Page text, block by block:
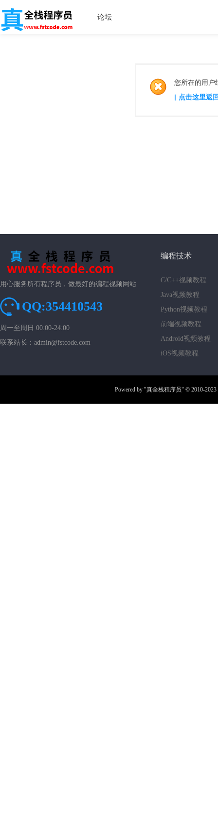
论坛
您所在的用户
[ 点击这里返
用心服务所有程序员，做最好的编程视频网站
QQ:354410543
周一至周日 00:00-24:00
联系站长：admin@fstcode.com
编程技术
C/C++视频教程
Java视频教程
Python视频教程
前端视频教程
Android视频教程
iOS视频教程
Powered by "真全栈程序员" © 2010-2023